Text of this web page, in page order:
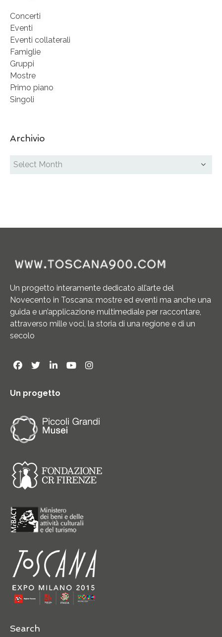
Concerti
Eventi
Eventi collaterali
Famiglie
Gruppi
Mostre
Primo piano
Singoli
Archivio
Un progetto interamente dedicato all’arte del
Novecento in Toscana: mostre ed eventi ma anche una
guida e un’applicazione multimediale per raccontare,
attraverso mille voci, la storia di una regione e di un
secolo
Un progetto
Search